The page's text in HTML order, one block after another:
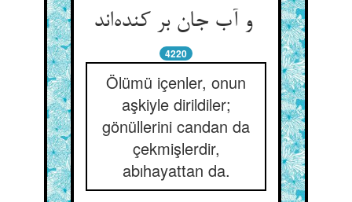
و آب جان بر کنده‌اند
4220
Ölümü içenler, onun
aşkiyle dirildiler;
gönüllerini candan da
çekmişlerdir,
abıhayattan da.